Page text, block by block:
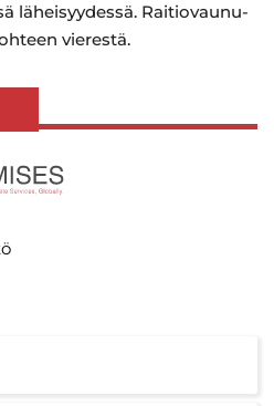
läheisyydessä. Raitiovaunu-
vierestä.